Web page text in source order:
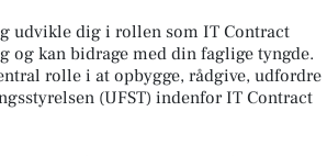
udvikle dig i rollen som IT Contract
og kan bidrage med din faglige tyngde.
rolle i at opbygge, rådgive, udfordre
(UFST) indenfor IT Contract